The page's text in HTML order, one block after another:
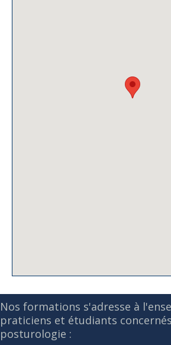
Nos formations s'adresse à
praticiens et étudiants
posturologie :